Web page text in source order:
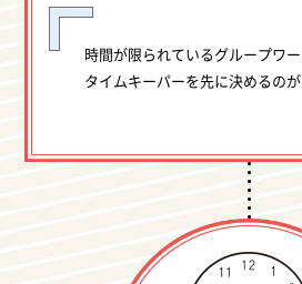
時間が限られているグループワ
タイムキーパーを先に決めるのが